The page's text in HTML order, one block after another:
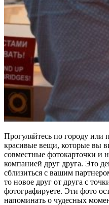
Прогуляйтесь по городу или
красивые вещи, которые вы
совместные фотокарточки и
компанией друг друга. Это
сблизиться с вашим
то новое друг от друга с
фотографируете. Эти фото
напоминать о чудесных